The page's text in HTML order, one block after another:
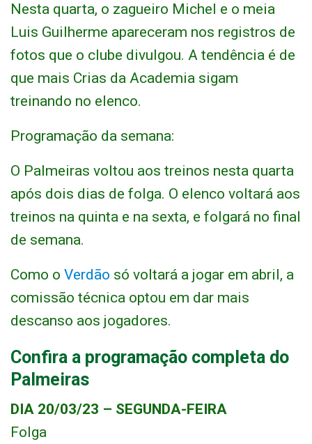
Nesta quarta, o zagueiro Michel e o meia
Luis Guilherme apareceram nos registros de
fotos que o clube divulgou. A tendência é de
que mais Crias da Academia sigam
treinando no elenco.
Programação da semana:
O Palmeiras voltou aos treinos nesta quarta
após dois dias de folga. O elenco voltará aos
treinos na quinta e na sexta, e folgará no final
de semana.
Como o Verdão só voltará a jogar em abril, a
comissão técnica optou em dar mais
descanso aos jogadores.
Confira a programação completa do
Palmeiras
DIA 20/03/23 – SEGUNDA-FEIRA
Folga